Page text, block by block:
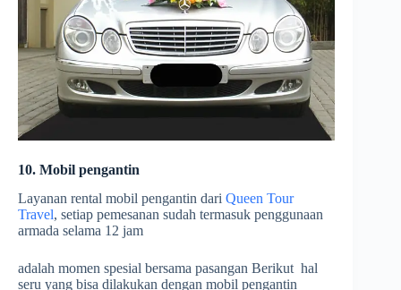
10. Mobil pengantin
Layanan rental mobil pengantin dari Queen Tour
Travel, setiap pemesanan sudah termasuk penggunaan
armada selama 12 jam
adalah momen spesial bersama pasangan Berikut hal
seru yang bisa dilakukan dengan mobil pengantin